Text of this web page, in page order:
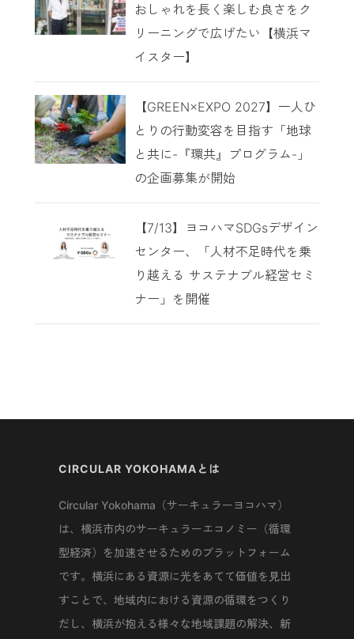
おしゃれを長く楽しむ良さをク
リーニングで広げたい【横浜マ
イスター】
【GREEN×EXPO 2027】一人ひ
とりの行動変容を目指す「地球
と共に-『環共』プログラム-」
の企画募集が開始
【7/13】ヨコハマSDGsデザイン
センター、「人材不足時代を乗
り越える サステナブル経営セミ
ナー」を開催
CIRCULAR YOKOHAMAとは
Circular Yokohama（サーキュラーヨコハマ）
は、横浜市内のサーキュラーエコノミー（循環
型経済）を加速させるためのプラットフォーム
です。横浜にある資源に光をあてて価値を見出
すことで、地域内における資源の循環をつくり
だし、横浜が抱える様々な地域課題の解決、新